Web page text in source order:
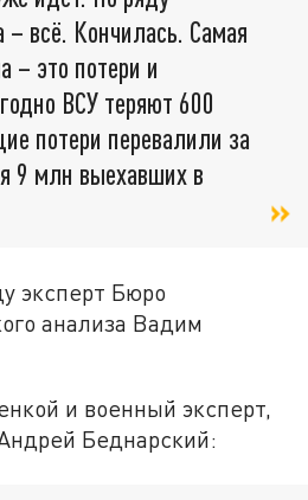
– всё. Кончилась. Самая
– это потери и
ВСУ теряют 600
потери перевалили за
9 млн выехавших в
эксперт Бюро
анализа Вадим
и военный эксперт,
Беднарский: